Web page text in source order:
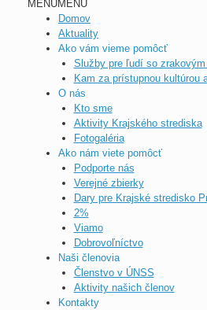
MENUMENU
Domov
Aktuality
Ako vám vieme pomôcť
Služby pre ľudí so
Kam za prístupnou kultúrou
O nás
Kto sme
Aktivity Krajského strediska
Fotogaléria
Ako nám viete pomôcť
Podporte nás
Verejné zbierky
Dary pre Krajské stredisko
2%
Viamo
Dobrovoľníctvo
Naši členovia
Členstvo v ÚNSS
Aktivity našich členov
Kontakty